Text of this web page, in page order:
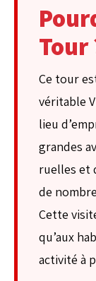
Tour
Ce tour
véritable
lieu
grandes
ruelles et
de
Cette
qu’aux
activité à